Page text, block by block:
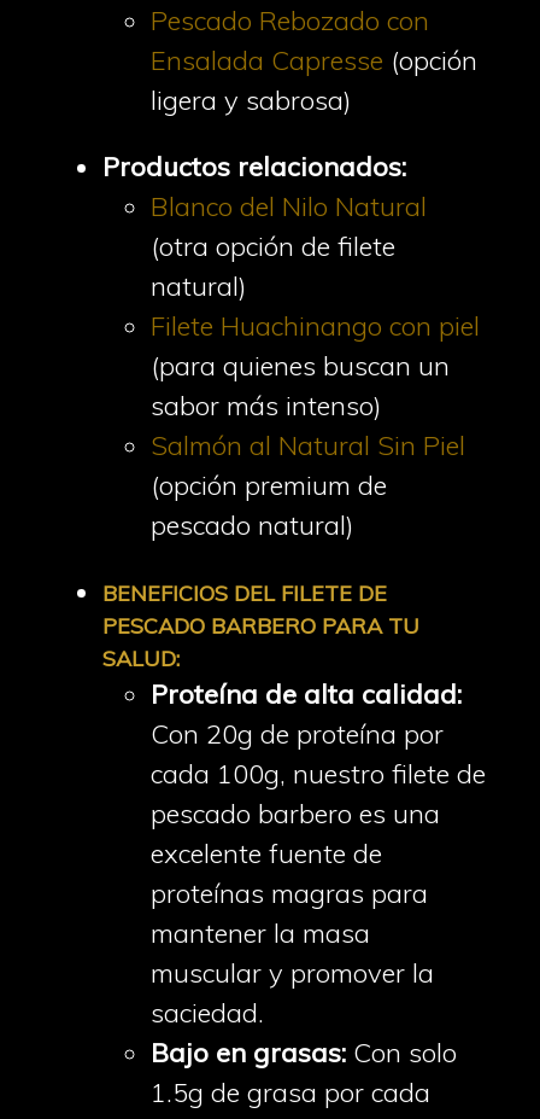
Pescado Rebozado con
Ensalada Capresse (opción
ligera y sabrosa)
Productos relacionados:
Blanco del Nilo Natural
(otra opción de filete
natural)
Filete Huachinango con piel
(para quienes buscan un
sabor más intenso)
Salmón al Natural Sin Piel
(opción premium de
pescado natural)
BENEFICIOS DEL FILETE DE
PESCADO BARBERO PARA TU
SALUD:
Proteína de alta calidad:
Con 20g de proteína por
cada 100g, nuestro filete de
pescado barbero es una
excelente fuente de
proteínas magras para
mantener la masa
muscular y promover la
saciedad.
Bajo en grasas: Con solo
1.5g de grasa por cada